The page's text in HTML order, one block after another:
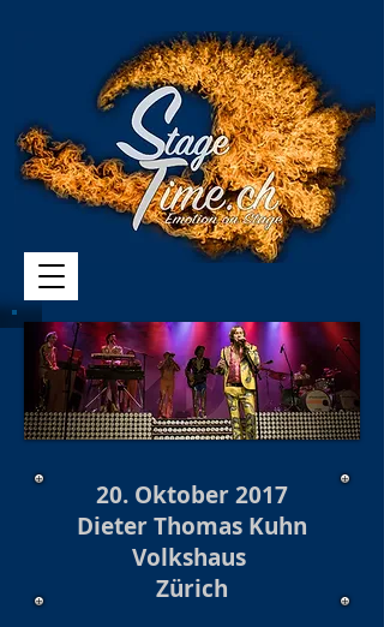
20. Oktober 2017
Dieter Thomas Kuhn
Volkshaus
Zürich